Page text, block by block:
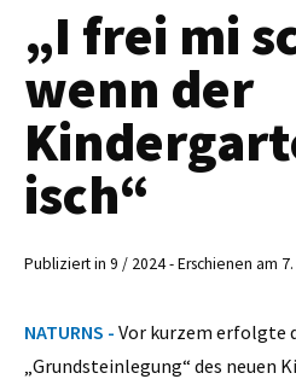
„I frei mi
wenn der
isch“
Publiziert in 9 / 2024 - Erschienen am 7.
NATURNS - Vor kurzem erfolgte
„Grundsteinlegung“ des neuen